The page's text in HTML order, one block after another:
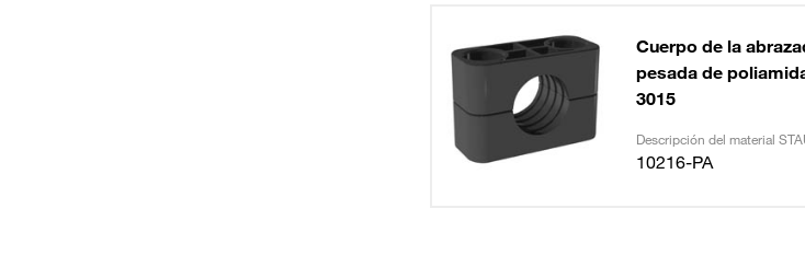
Cuerpo de la
pesada de
3015
Descripción del material
10216-PA